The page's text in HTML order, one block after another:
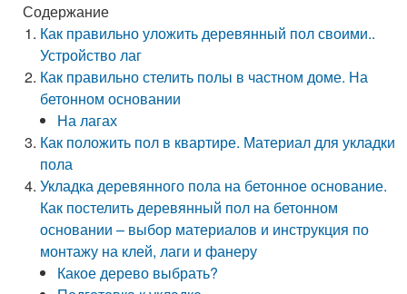
Содержание
Как правильно уложить деревянный пол своими..
Устройство лаг
Как правильно стелить полы в частном доме. На
бетонном основании
На лагах
Как положить пол в квартире. Материал для укладки
пола
Укладка деревянного пола на бетонное основание.
Как постелить деревянный пол на бетонном
основании – выбор материалов и инструкция по
монтажу на клей, лаги и фанеру
Какое дерево выбрать?